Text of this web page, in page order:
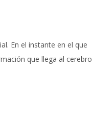
En el instante en el que
que llega al cerebro